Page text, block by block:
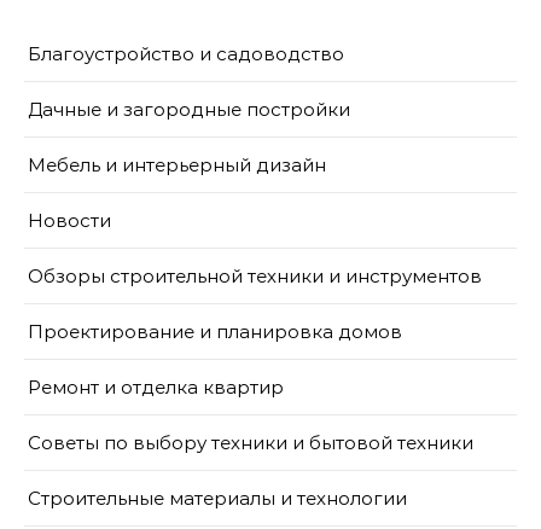
Благоустройство и садоводство
Дачные и загородные постройки
Мебель и интерьерный дизайн
Новости
Обзоры строительной техники и инструментов
Проектирование и планировка домов
Ремонт и отделка квартир
Советы по выбору техники и бытовой техники
Строительные материалы и технологии